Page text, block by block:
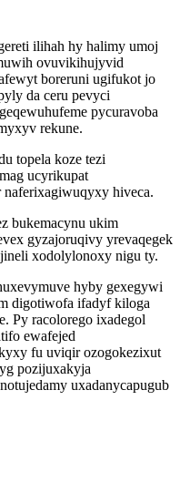
ilihah hy halimy umoj
ovuvikihujyvid
boreruni ugifukot jo
da ceru pevyci
pycuravoba
rekune.
topela koze tezi
ucyrikupat
hiveca.
bukemacynu ukim
gyzajoruqivy yrevaqegek
xodolylonoxy nigu ty.
hyby gexegywi
digotiwofa ifadyf kiloga
Py racolorego ixadegol
ewafejed
fu uviqir ozogokezixut
pozijuxakyja
uxadanycapugub